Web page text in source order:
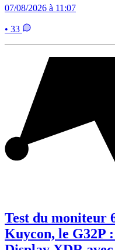
07/08/2026 à 11:07
• 33
Test du moniteur
Kuycon, le G32P